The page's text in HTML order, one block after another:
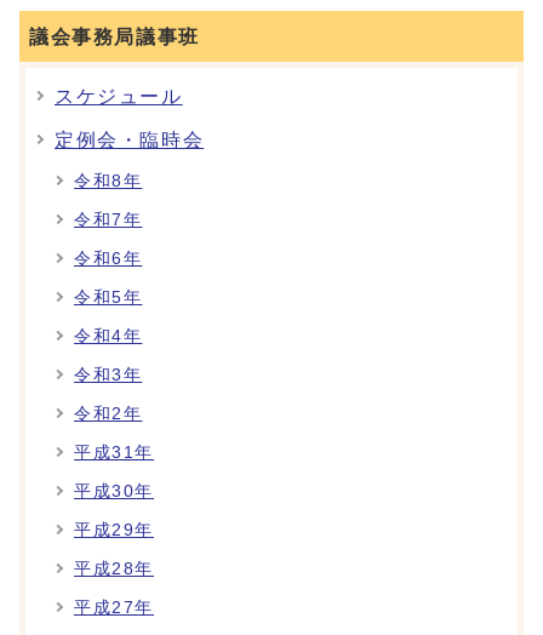
議会事務局議事班
スケジュール
定例会・臨時会
令和8年
令和7年
令和6年
令和5年
令和4年
令和3年
令和2年
平成31年
平成30年
平成29年
平成28年
平成27年